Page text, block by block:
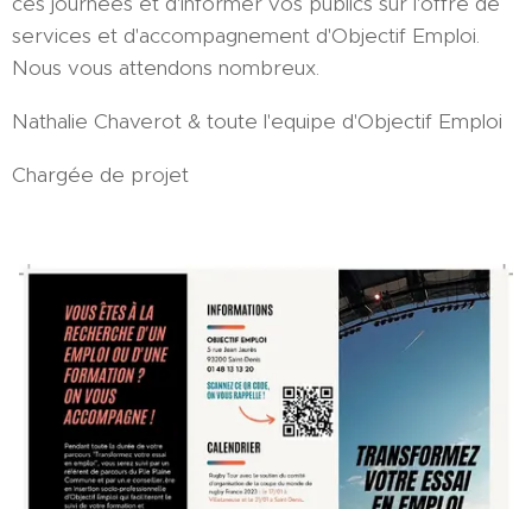
services et d'accompagnement d'Objectif Emploi.
Nous vous attendons nombreux.
Nathalie Chaverot & toute l'equipe d'Objectif Emploi
Chargée de projet